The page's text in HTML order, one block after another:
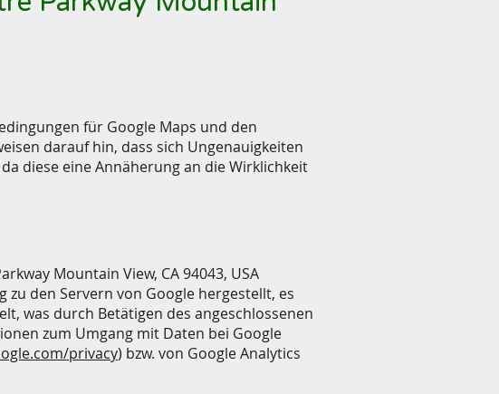
für Google Maps und den
darauf hin, dass sich Ungenauigkeiten
diese eine Annäherung an die Wirklichkeit
Mountain View, CA 94043, USA
zu den Servern von Google hergestellt, es
was durch Betätigen des angeschlossenen
zum Umgang mit Daten bei Google
privacy) bzw. von Google Analytics